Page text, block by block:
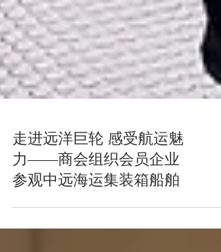
走进远洋巨轮 感受航运魅
力——商会组织会员企业
参观中远海运集装箱船舶